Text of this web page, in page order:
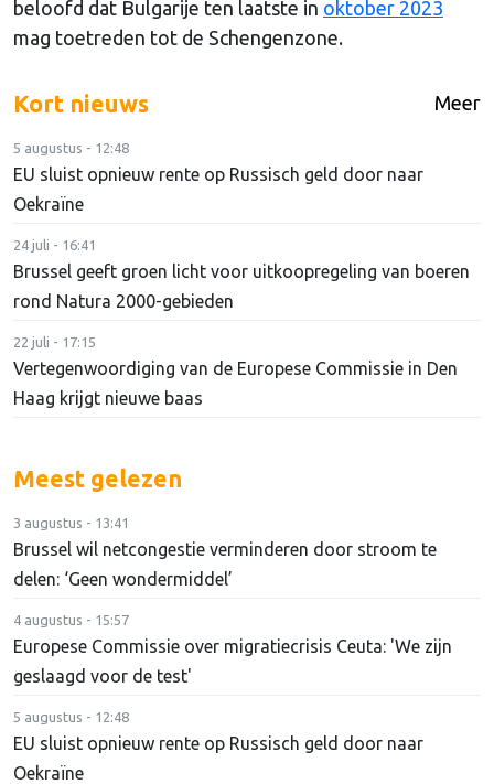
beloofd dat Bulgarije ten laatste in oktober 2023
mag toetreden tot de Schengenzone.
Kort nieuws Meer
5 augustus - 12:48
EU sluist opnieuw rente op Russisch geld door naar
Oekraïne
24 juli - 16:41
Brussel geeft groen licht voor uitkoopregeling van boeren
rond Natura 2000-gebieden
22 juli - 17:15
Vertegenwoordiging van de Europese Commissie in Den
Haag krijgt nieuwe baas
Meest gelezen
3 augustus - 13:41
Brussel wil netcongestie verminderen door stroom te
delen: ‘Geen wondermiddel’
4 augustus - 15:57
Europese Commissie over migratiecrisis Ceuta: 'We zijn
geslaagd voor de test'
5 augustus - 12:48
EU sluist opnieuw rente op Russisch geld door naar
Oekraïne